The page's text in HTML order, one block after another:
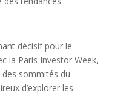
décisif pour le
la Paris Investor Week,
sommités du
d’explorer les